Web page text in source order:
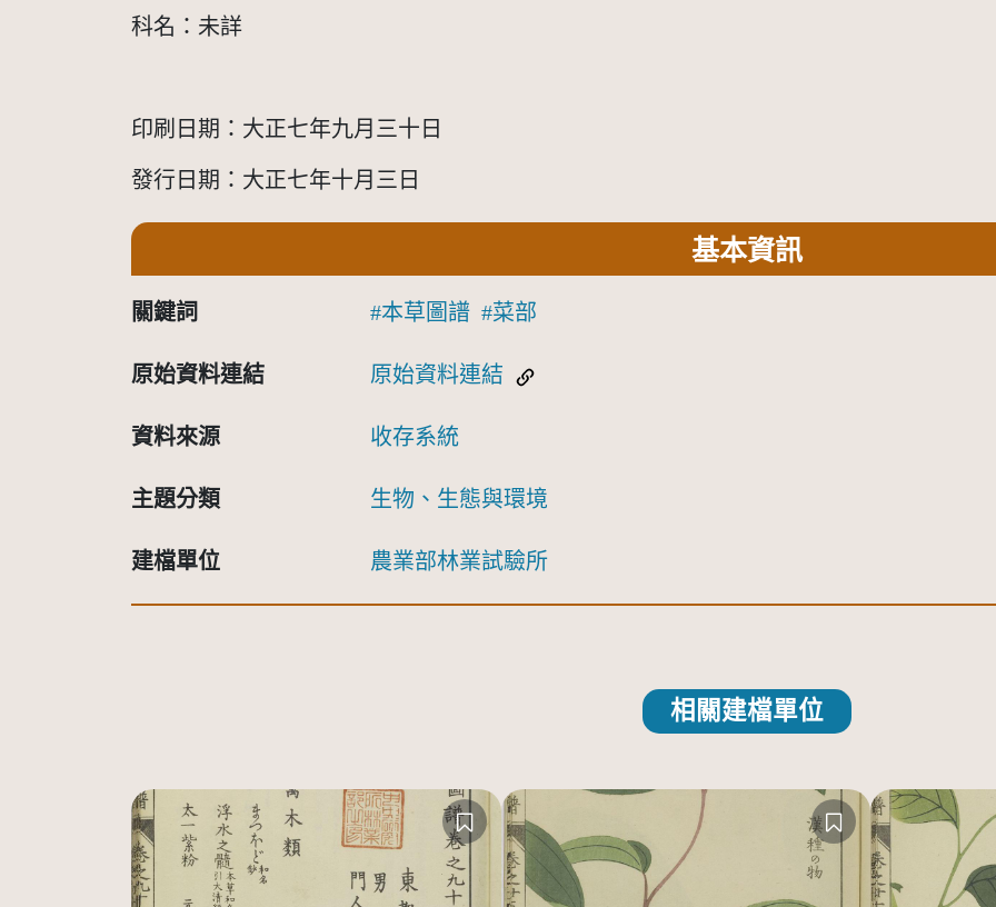
科名：未詳
印刷日期：大正七年九月三十日
發行日期：大正七年十月三日
基本資訊
關鍵詞 本草圖譜 菜部
原始資料連結 原始資料連結
資料來源 收存系統
主題分類 生物、生態與環境
建檔單位 農業部林業試驗所
相關建檔單位